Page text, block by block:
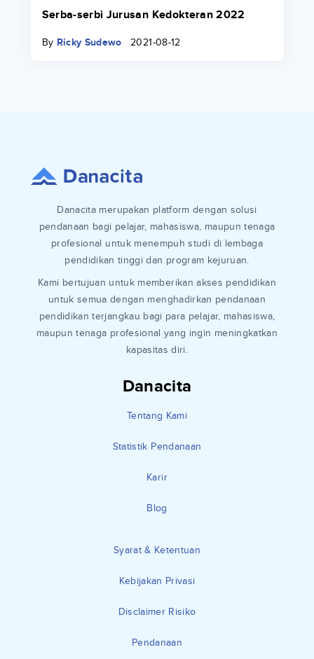
Serba-serbi Jurusan Kedokteran 2022
By Ricky Sudewo 2021-08-12
Danacita
Tentang Kami
Statistik Pendanaan
Karir
Blog
Syarat & Ketentuan
Kebijakan Privasi
Disclaimer Risiko
Pendanaan
Danacita merupakan platform dengan solusi
pendanaan bagi pelajar, mahasiswa, maupun tenaga
profesional untuk menempuh studi di lembaga
pendidikan tinggi dan program kejuruan.
Kami bertujuan untuk memberikan akses pendidikan
untuk semua dengan menghadirkan pendanaan
pendidikan terjangkau bagi para pelajar, mahasiswa,
maupun tenaga profesional yang ingin meningkatkan
kapasitas diri.